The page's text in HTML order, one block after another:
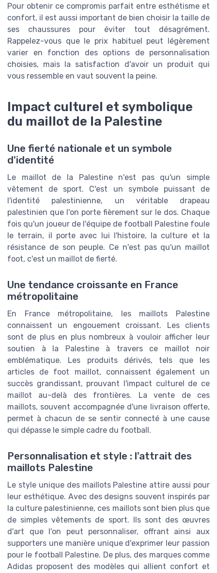
Pour obtenir ce compromis parfait entre esthétisme et
confort, il est aussi important de bien choisir la taille de
ses chaussures pour éviter tout désagrément.
Rappelez-vous que le prix habituel peut légèrement
varier en fonction des options de personnalisation
choisies, mais la satisfaction d'avoir un produit qui
vous ressemble en vaut souvent la peine.
Impact culturel et symbolique
du maillot de la Palestine
Une fierté nationale et un symbole
d'identité
Le maillot de la Palestine n'est pas qu'un simple
vêtement de sport. C'est un symbole puissant de
l'identité palestinienne, un véritable drapeau
palestinien que l'on porte fièrement sur le dos. Chaque
fois qu'un joueur de l'équipe de football Palestine foule
le terrain, il porte avec lui l'histoire, la culture et la
résistance de son peuple. Ce n'est pas qu'un maillot
foot, c'est un maillot de fierté.
Une tendance croissante en France
métropolitaine
En France métropolitaine, les maillots Palestine
connaissent un engouement croissant. Les clients
sont de plus en plus nombreux à vouloir afficher leur
soutien à la Palestine à travers ce maillot noir
emblématique. Les produits dérivés, tels que les
articles de foot maillot, connaissent également un
succès grandissant, prouvant l'impact culturel de ce
maillot au-delà des frontières. La vente de ces
maillots, souvent accompagnée d'une livraison offerte,
permet à chacun de se sentir connecté à une cause
qui dépasse le simple cadre du football.
Personnalisation et style : l'attrait des
maillots Palestine
Le style unique des maillots Palestine attire aussi pour
leur esthétique. Avec des designs souvent inspirés par
la culture palestinienne, ces maillots sont bien plus que
de simples vêtements de sport. Ils sont des œuvres
d'art que l'on peut personnaliser, offrant ainsi aux
supporters une manière unique d'exprimer leur passion
pour le football Palestine. De plus, des marques comme
Adidas proposent des modèles qui allient confort et